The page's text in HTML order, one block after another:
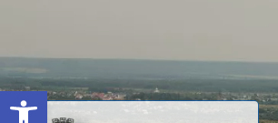
Відкрити Панель інструментів